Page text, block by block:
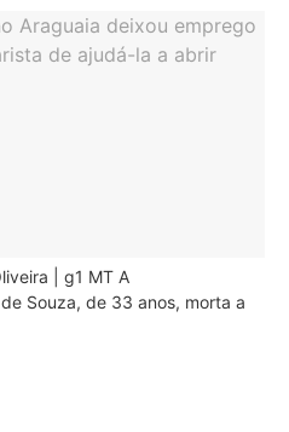
| g1 MT A
Souza, de 33 anos, morta a